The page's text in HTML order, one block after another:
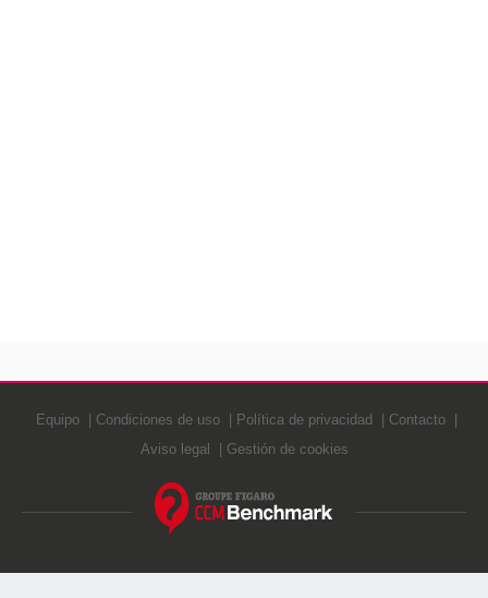
Equipo Condiciones de uso Política de privacidad
Contacto
Aviso legal
Gestión de cookies